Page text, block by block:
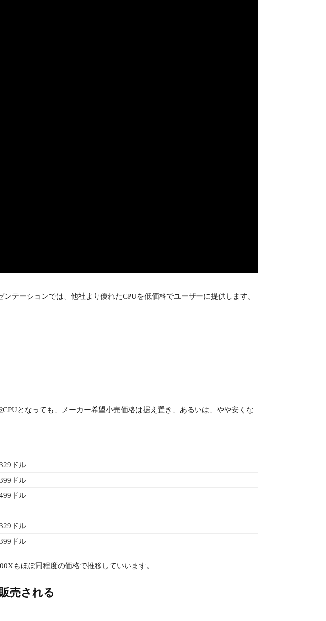
テーションでは、他社より優れたCPUを低価格でユーザーに提供します。
となっても、メーカー希望小売価格は据え置き、あるいは、やや安くな
329ドル
399ドル
499ドル
329ドル
399ドル
もほぼ同程度の価格で推移していいます。
売される